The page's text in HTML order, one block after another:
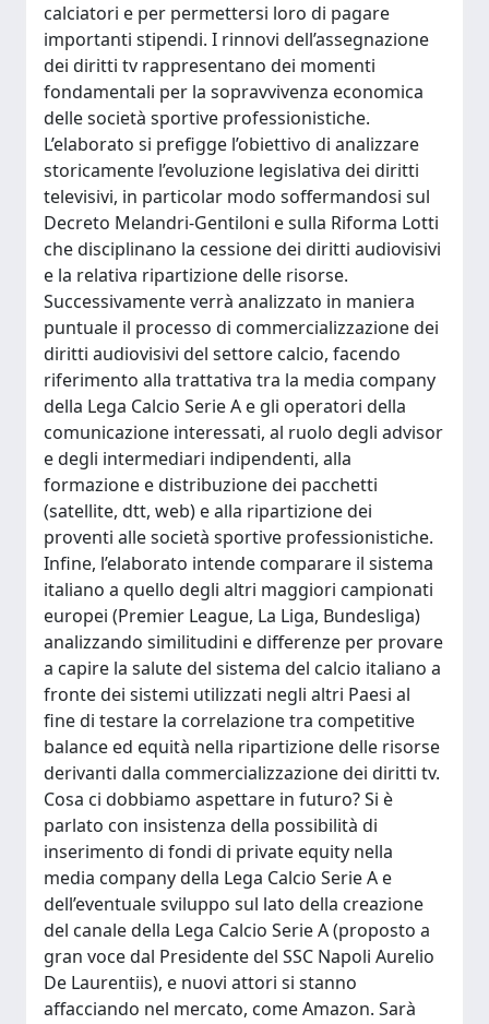
calciatori e per permettersi loro di pagare
importanti stipendi. I rinnovi dell’assegnazione
dei diritti tv rappresentano dei momenti
fondamentali per la sopravvivenza economica
delle società sportive professionistiche.
L’elaborato si prefigge l’obiettivo di analizzare
storicamente l’evoluzione legislativa dei diritti
televisivi, in particolar modo soffermandosi sul
Decreto Melandri-Gentiloni e sulla Riforma Lotti
che disciplinano la cessione dei diritti audiovisivi
e la relativa ripartizione delle risorse.
Successivamente verrà analizzato in maniera
puntuale il processo di commercializzazione dei
diritti audiovisivi del settore calcio, facendo
riferimento alla trattativa tra la media company
della Lega Calcio Serie A e gli operatori della
comunicazione interessati, al ruolo degli advisor
e degli intermediari indipendenti, alla
formazione e distribuzione dei pacchetti
(satellite, dtt, web) e alla ripartizione dei
proventi alle società sportive professionistiche.
Infine, l’elaborato intende comparare il sistema
italiano a quello degli altri maggiori campionati
europei (Premier League, La Liga, Bundesliga)
analizzando similitudini e differenze per provare
a capire la salute del sistema del calcio italiano a
fronte dei sistemi utilizzati negli altri Paesi al
fine di testare la correlazione tra competitive
balance ed equità nella ripartizione delle risorse
derivanti dalla commercializzazione dei diritti tv.
Cosa ci dobbiamo aspettare in futuro? Si è
parlato con insistenza della possibilità di
inserimento di fondi di private equity nella
media company della Lega Calcio Serie A e
dell’eventuale sviluppo sul lato della creazione
del canale della Lega Calcio Serie A (proposto a
gran voce dal Presidente del SSC Napoli Aurelio
De Laurentiis), e nuovi attori si stanno
affacciando nel mercato, come Amazon. Sarà